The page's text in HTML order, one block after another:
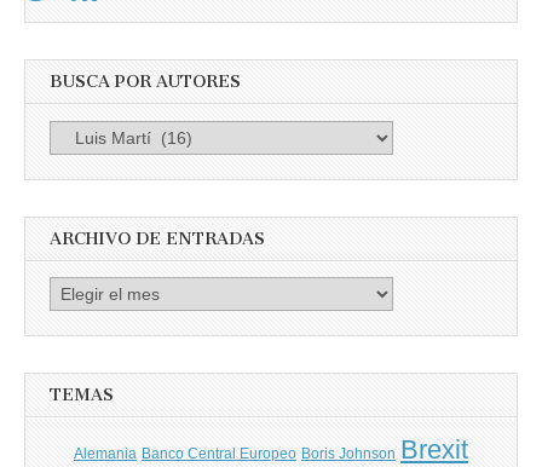
BUSCA POR AUTORES
ARCHIVO DE ENTRADAS
Archivo
TEMAS
Alemania Banco Central Europeo Boris Johnson Brexit